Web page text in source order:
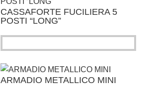
CASSAFORTE FUCILIERA 5
POSTI “LONG”
ARMADIO METALLICO MINI